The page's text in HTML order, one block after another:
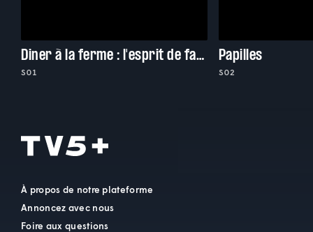
Diner à la ferme : l'esprit de famille
S01
Papilles
S02
À propos de notre plateforme
Annoncez avec nous
Foire aux questions